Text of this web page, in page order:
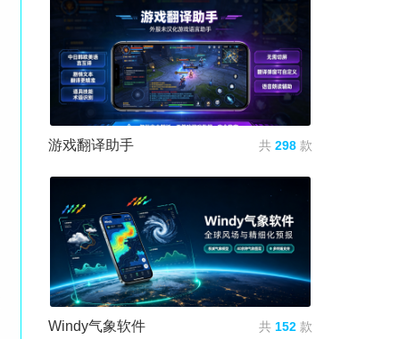
游戏翻译助手 共 298 款
Windy气象软件 共 152 款